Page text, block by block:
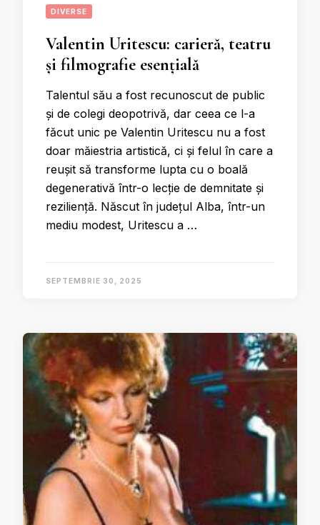
DIVERSE
Valentin Uritescu: carieră, teatru
și filmografie esențială
Talentul său a fost recunoscut de public
și de colegi deopotrivă, dar ceea ce l-a
făcut unic pe Valentin Uritescu nu a fost
doar măiestria artistică, ci și felul în care a
reușit să transforme lupta cu o boală
degenerativă într-o lecție de demnitate și
reziliență. Născut în județul Alba, într-un
mediu modest, Uritescu a …
SEPTEMBRIE 30, 2025